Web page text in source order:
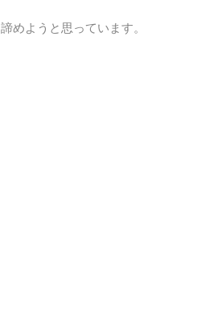
めようと思っています。